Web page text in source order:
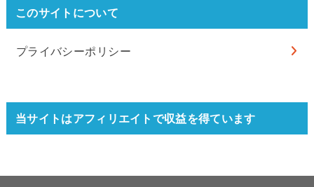
このサイトについて
プライバシーポリシー
当サイトはアフィリエイトで収益を得ています